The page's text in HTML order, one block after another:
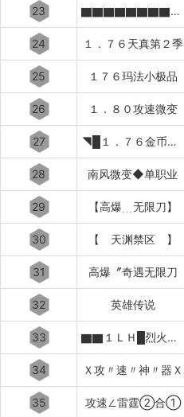
23 ▇▇▇▇▇▇▇▇▇▇太初之始
24 １．７６天真第２季
25 １７６玛法小极品
26 １．８０攻速微变
27 ◥█１．７６金币复古
28 南风微变◆单职业
29 【高爆﹍无限刀】
30 【 天渊禁区 】
31 高爆〞奇遇无限刀
32 英雄传说
33 ▇▇１ＬＨ█烈火冰雪
34 Ｘ攻〃速〃神〃器Ｘ
35 攻速∠雷霆②合①